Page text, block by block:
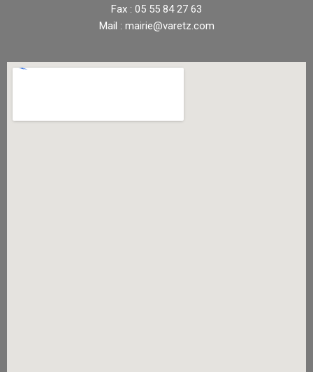
Fax : 05 55 84 27 63
Mail : mairie@varetz.com